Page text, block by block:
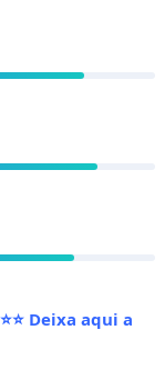
Deixa aqui a